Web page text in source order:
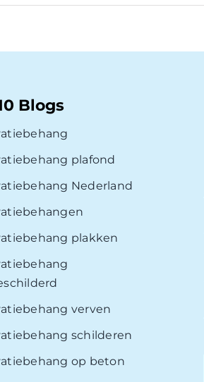
Blogs
plafond
Nederland
plakken
verven
schilderen
op beton